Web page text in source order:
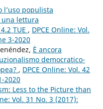
l’uso populista
una lettura
TUE , DPCE Online: Vol.
3-2020
È ancora
democratico-
, DPCE Online: Vol. 42
2020
Less to the Picture than
Vol. 31 No. 3 (2017):